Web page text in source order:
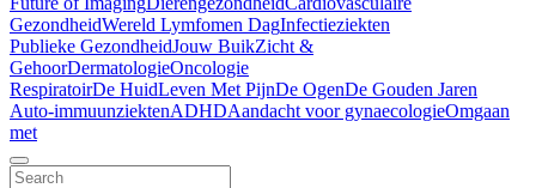
GezondheidWereld Lymfomen DagInfectieziekten
Publieke GezondheidJouw BuikZicht &
GehoorDermatologieOncologie
RespiratoirDe HuidLeven Met PijnDe OgenDe Gouden Jaren
Auto-immuunziektenADHDAandacht voor gynaecologieOmgaan
met